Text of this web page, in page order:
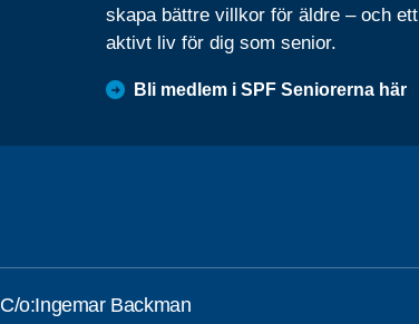
skapa bättre villkor för äldre – och ett
aktivt liv för dig som senior.
Bli medlem i SPF Seniorerna här
C/o:Ingemar Backman